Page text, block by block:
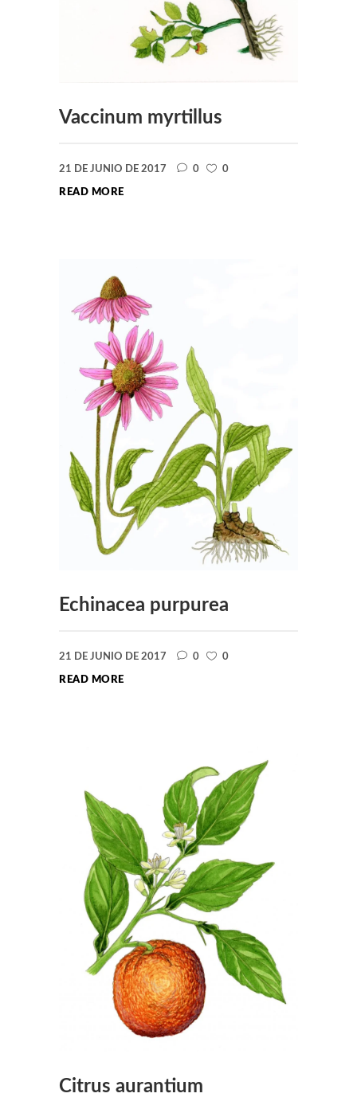
Vaccinum myrtillus
21 DE JUNIO DE 2017 0 0
READ MORE
Echinacea purpurea
21 DE JUNIO DE 2017 0 0
READ MORE
Citrus aurantium